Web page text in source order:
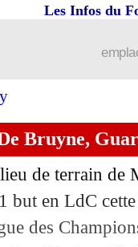
Les Infos du
Bruyne,
de terrain
but en LdC
des
de retour
qualifiés
un pari à